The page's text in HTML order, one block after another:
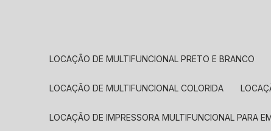
LOCAÇÃO DE MULTIFUNCIONAL PRETO E BRANCO
LOCAÇÃO DE MULTIFUNCIONAL COLORIDA
LOCAÇÃO DE IMPRESSORA MULTIFUNCIONAL PARA